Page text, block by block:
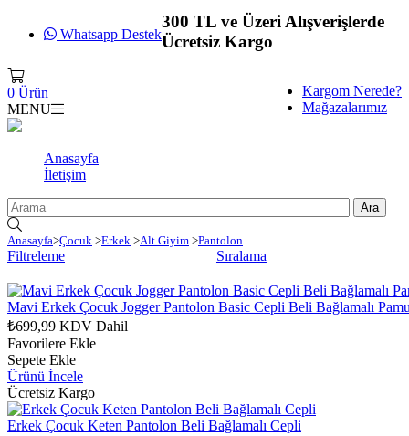
Whatsapp Destek
300 TL ve Üzeri Alışverişlerde
Ücretsiz Kargo
Kargom Nerede?
Mağazalarımız
0 Ürün
MENU
Anasayfa
İletişim
Anasayfa>Çocuk >Erkek >Alt Giyim >Pantolon
Filtreleme Sıralama
Mavi Erkek Çocuk Jogger Pantolon Basic Cepli Beli Bağlamalı
₺699,99 KDV Dahil
Favorilere Ekle
Sepete Ekle
Ürünü İncele
Ücretsiz Kargo
Erkek Çocuk Keten Pantolon Beli Bağlamalı Cepli